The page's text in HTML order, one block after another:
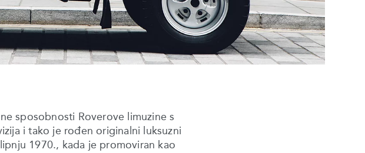
sposobnosti Roverove limuzine s
i tako je rođen originalni luksuzni
1970., kada je promoviran kao